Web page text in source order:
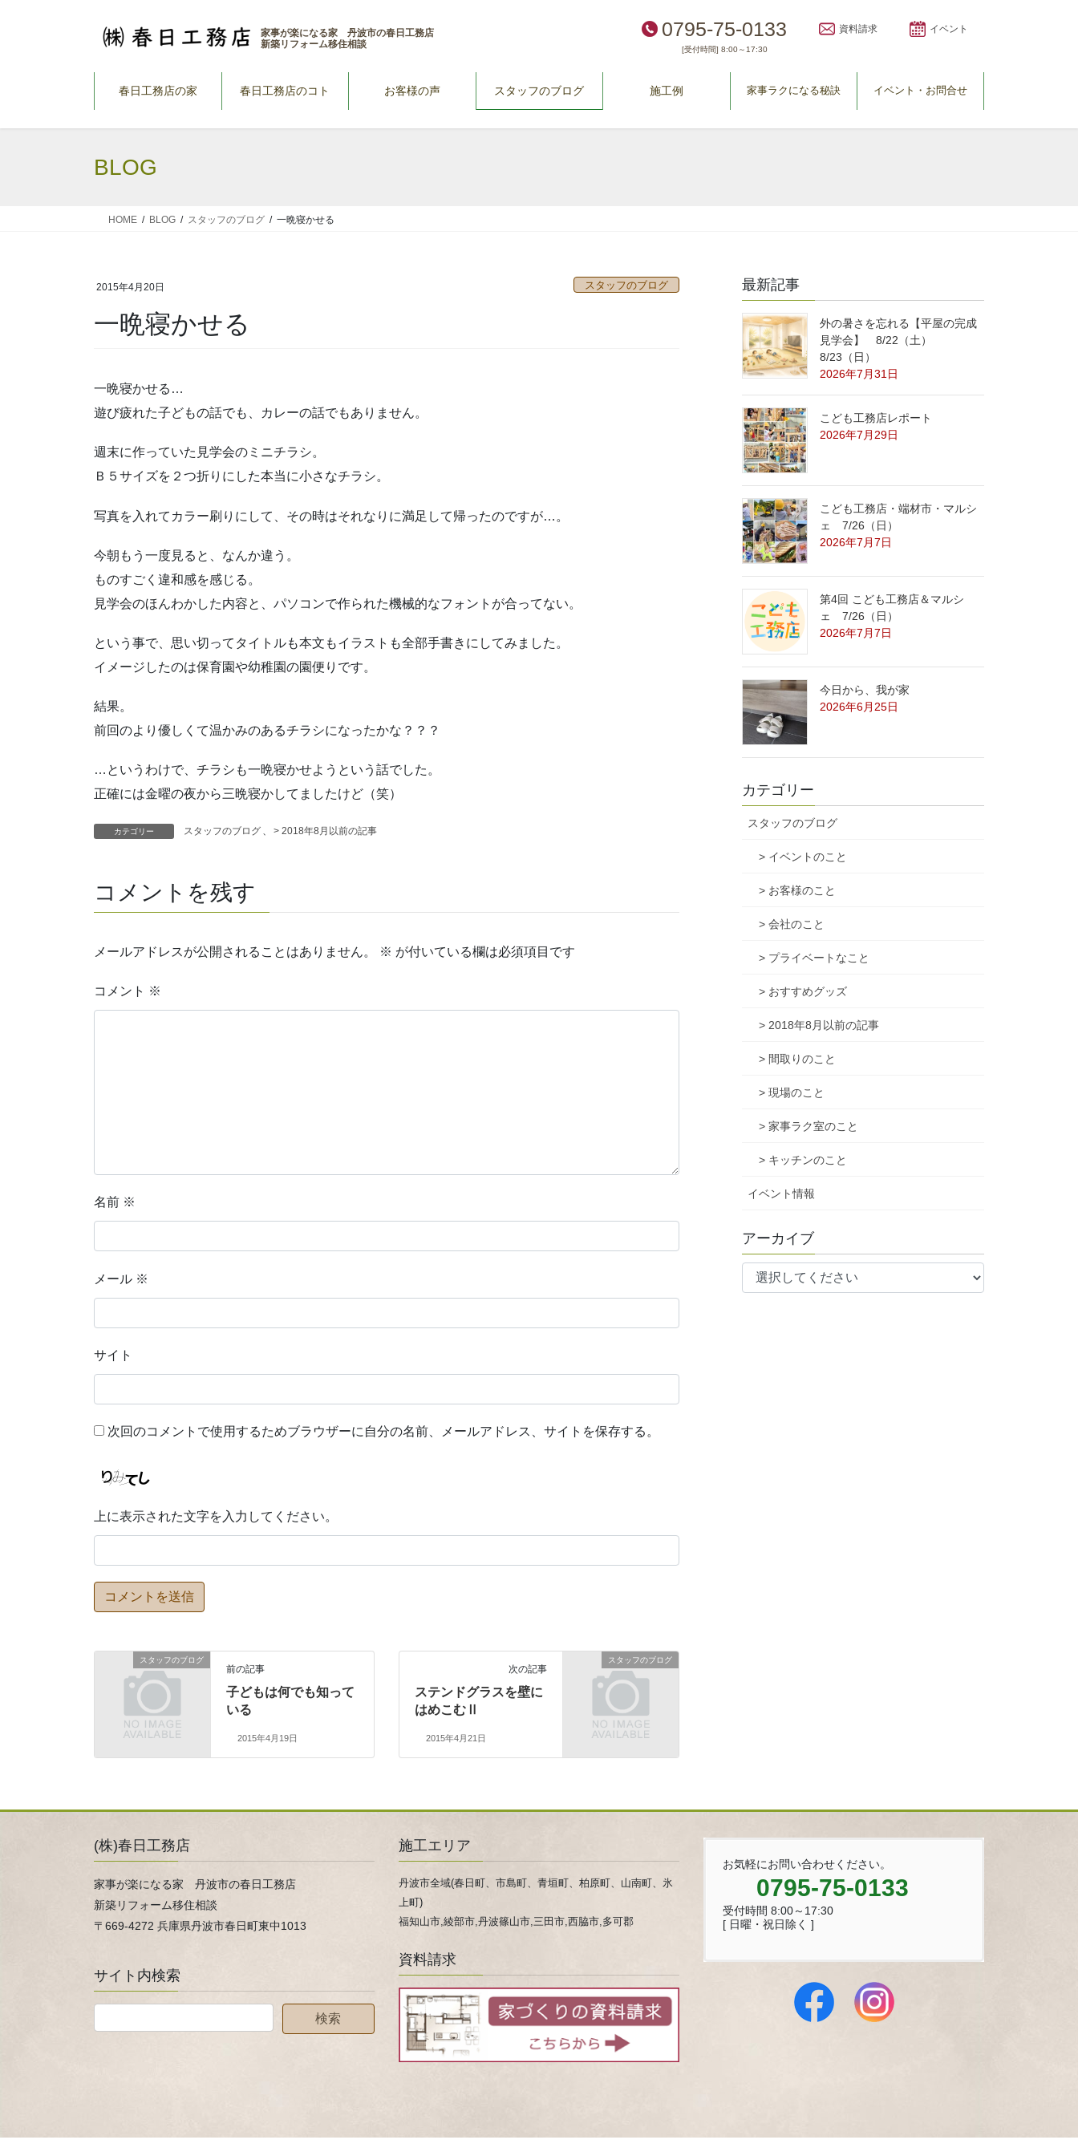
家事が楽になる家 丹波市の春日工務店
新築リフォーム移住相談
0795-75-0133
[受付時間] 8:00～17:30
資料請求 イベント
春日工務店の家 春日工務店のコト お客様の声 スタッフのブログ 施工例 家事ラクになる秘訣 イベント・お問合せ
BLOG
HOME BLOG スタッフのブログ 一晩寝かせる
2015年4月20日 スタッフのブログ
一晩寝かせる
一晩寝かせる…
遊び疲れた子どもの話でも、カレーの話でもありません。
週末に作っていた見学会のミニチラシ。
Ｂ５サイズを２つ折りにした本当に小さなチラシ。
写真を入れてカラー刷りにして、その時はそれなりに満足して帰ったのですが…。
今朝もう一度見ると、なんか違う。
ものすごく違和感を感じる。
見学会のほんわかした内容と、パソコンで作られた機械的なフォントが合ってない。
という事で、思い切ってタイトルも本文もイラストも全部手書きにしてみました。
イメージしたのは保育園や幼稚園の園便りです。
結果。
前回のより優しくて温かみのあるチラシになったかな？？？
…というわけで、チラシも一晩寝かせようという話でした。
正確には金曜の夜から三晩寝かしてましたけど（笑）
カテゴリー スタッフのブログ 、 > 2018年8月以前の記事
コメントを残す
メールアドレスが公開されることはありません。 ※ が付いている欄は必須項目です
コメント ※
名前 ※
メール ※
サイト
次回のコメントで使用するためブラウザーに自分の名前、メールアドレス、サイトを保存する。
上に表示された文字を入力してください。
スタッフのブログ
前の記事
子どもは何でも知って
いる
2015年4月19日
スタッフのブログ
次の記事
ステンドグラスを壁に
はめこむⅡ
2015年4月21日
最新記事
外の暑さを忘れる【平屋の完成
見学会】 8/22（土）
8/23（日）
2026年7月31日
こども工務店レポート
2026年7月29日
こども工務店・端材市・マルシ
ェ 7/26（日）
2026年7月7日
第4回 こども工務店＆マルシ
ェ 7/26（日）
2026年7月7日
今日から、我が家
2026年6月25日
カテゴリー
スタッフのブログ
> イベントのこと
> お客様のこと
> 会社のこと
> プライベートなこと
> おすすめグッズ
> 2018年8月以前の記事
> 間取りのこと
> 現場のこと
> 家事ラク室のこと
> キッチンのこと
イベント情報
アーカイブ
(株)春日工務店
家事が楽になる家 丹波市の春日工務店
新築リフォーム移住相談
〒669-4272 兵庫県丹波市春日町東中1013
サイト内検索
施工エリア
丹波市全域(春日町、市島町、青垣町、柏原町、山南町、氷
上町)
福知山市,綾部市,丹波篠山市,三田市,西脇市,多可郡
資料請求
お気軽にお問い合わせください。
0795-75-0133
受付時間 8:00～17:30
[ 日曜・祝日除く ]